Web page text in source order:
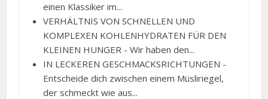
einen Klassiker im...
VERHÄLTNIS VON SCHNELLEN UND
KOMPLEXEN KOHLENHYDRATEN FÜR DEN
KLEINEN HUNGER - Wir haben den...
IN LECKEREN GESCHMACKSRICHTUNGEN -
Entscheide dich zwischen einem Müsliriegel,
der schmeckt wie aus...